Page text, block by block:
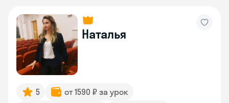
Наталья
5
от 1590 ₽ за урок